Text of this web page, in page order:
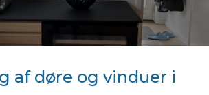
af døre og vinduer i